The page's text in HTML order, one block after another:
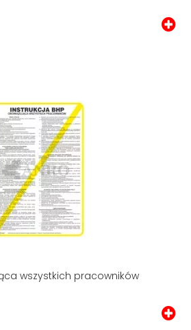
wszystkich pracowników